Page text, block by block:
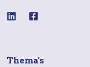
Thema's